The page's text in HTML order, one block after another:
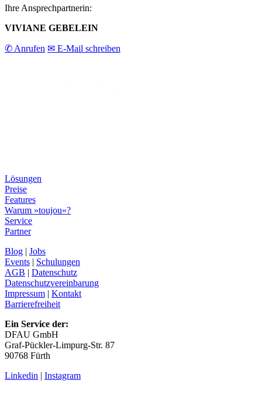
Ihre Ansprechpartnerin:
VIVIANE GEBELEIN
✆ Anrufen ✉ E-Mail schreiben
Lösungen
Preise
Features
Warum »toujou«?
Service
Partner
Blog | Jobs
Events | Schulungen
AGB | Datenschutz
Datenschutzvereinbarung
Impressum | Kontakt
Barrierefreiheit
Ein Service der:
DFAU GmbH
Graf-Pückler-Limpurg-Str. 87
90768 Fürth
Linkedin | Instagram